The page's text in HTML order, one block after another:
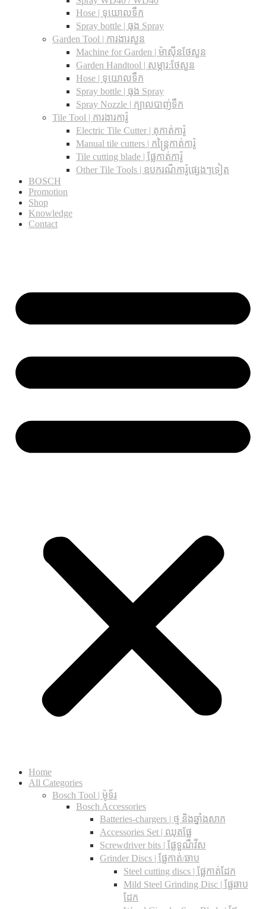
Hose | ទុយោលទឹក
Spray bottle | ធុង Spray
Garden Tool | ការងារសួន
Machine for Garden | ម៉ាស៊ីនថែសួន
Garden Handtool | សម្ភារ:ថែសួន
Hose | ទុយោលទឹក
Spray bottle | ធុង Spray
Spray Nozzle | ក្បាលបាញ់ទឹក
Tile Tool | ការងារការ៉ូ
Electric Tile Cutter | តុកាត់ការ៉ូ
Manual tile cutters | កន្ត្រៃកាត់ការ៉ូ
Tile cutting blade | ផ្លែកាត់ការ៉ូ
Other Tile Tools | ឧបករណ៏ការ៉ូផ្សេងៗទៀត
BOSCH
Promotion
Shop
Knowledge
Contact
Home
All Categories
Bosch Tool | ម៉ូទ័រ
Bosch Accessories
Batteries-chargers | ថ្ម និងឆ្នាំងសាក
Accessories Set | ឈុតផ្លែ
Screwdriver bits | ផ្លែទួណឺវីស
Grinder Discs |​ ផ្លែកាត់/ឆាប
Steel cutting discs |​ ផ្លែកាត់ដែក
Mild Steel Grinding Disc | ផ្លែឆាប
ដែក